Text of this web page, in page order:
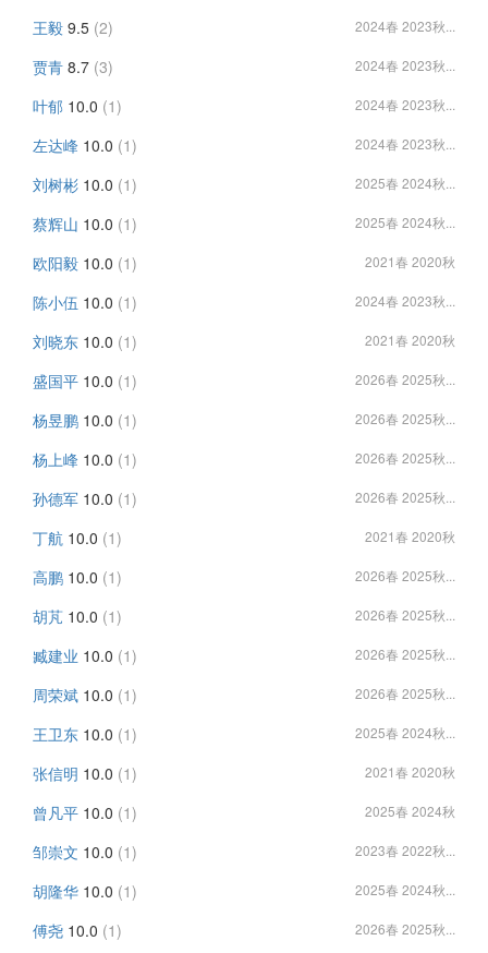
王毅 9.5 (2) 2024春 2023秋...
贾青 8.7 (3) 2024春 2023秋...
叶郁 10.0 (1) 2024春 2023秋...
左达峰 10.0 (1) 2024春 2023秋...
刘树彬 10.0 (1) 2025春 2024秋...
蔡辉山 10.0 (1) 2025春 2024秋...
欧阳毅 10.0 (1) 2021春 2020秋
陈小伍 10.0 (1) 2024春 2023秋...
刘晓东 10.0 (1) 2021春 2020秋
盛国平 10.0 (1) 2026春 2025秋...
杨昱鹏 10.0 (1) 2026春 2025秋...
杨上峰 10.0 (1) 2026春 2025秋...
孙德军 10.0 (1) 2026春 2025秋...
丁航 10.0 (1) 2021春 2020秋
高鹏 10.0 (1) 2026春 2025秋...
胡芃 10.0 (1) 2026春 2025秋...
臧建业 10.0 (1) 2026春 2025秋...
周荣斌 10.0 (1) 2026春 2025秋...
王卫东 10.0 (1) 2025春 2024秋...
张信明 10.0 (1) 2021春 2020秋
曾凡平 10.0 (1) 2025春 2024秋
邹崇文 10.0 (1) 2023春 2022秋...
胡隆华 10.0 (1) 2025春 2024秋...
傅尧 10.0 (1) 2026春 2025秋...